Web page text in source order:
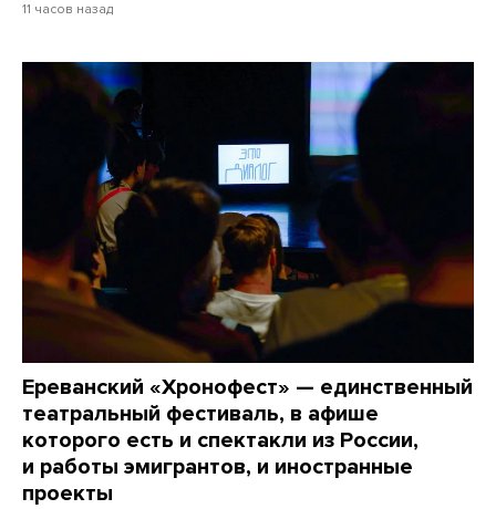
11 часов назад
Ереванский «Хронофест» — единственный
театральный фестиваль, в афише
которого есть и спектакли из России,
и работы эмигрантов, и иностранные
проекты